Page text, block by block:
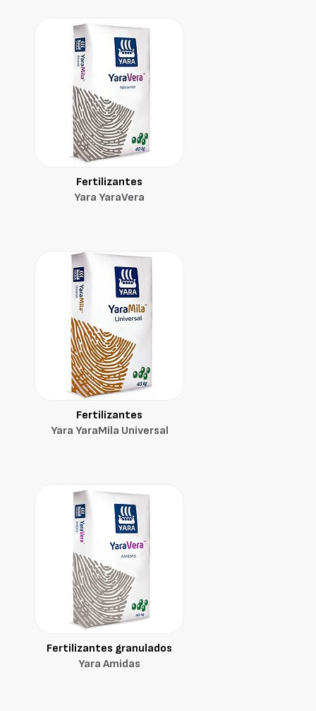
Fertilizantes
Yara YaraVera
Fertilizantes
Yara YaraMila Universal
Fertilizantes granulados
Yara Amidas